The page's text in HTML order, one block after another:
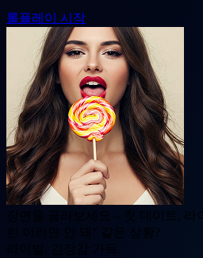
롤플레이 시작
장면을 골라보세요 – 첫 데이트, 라
린 이러면 안 돼” 같은 상황?
라이벌. 긴장감 가득.